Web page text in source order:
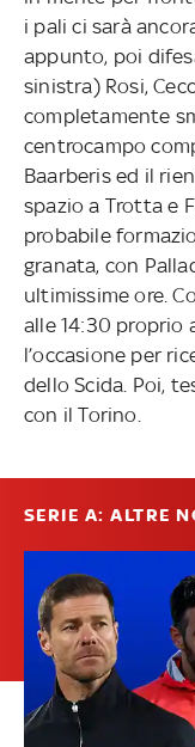
i pali ci sarà
appunto, poi
sinistra) Rosi,
completamente
centrocampo
Baarberis ed il
spazio a Trotta e
probabile
granata, con
ultimissime ore.
alle 14:30 proprio
l’occasione per
dello Scida. Poi,
con il Torino.
SERIE A: ALTRE